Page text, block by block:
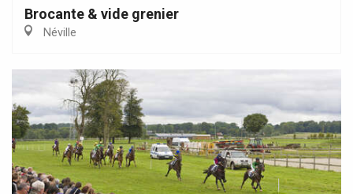
Brocante & vide grenier
Néville